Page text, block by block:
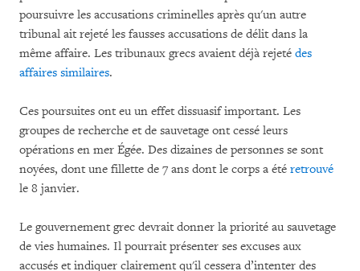
poursuivre les accusations criminelles après qu'un autre
tribunal ait rejeté les fausses accusations de délit dans la
même affaire. Les tribunaux grecs avaient déjà rejeté des
affaires similaires.
Ces poursuites ont eu un effet dissuasif important. Les
groupes de recherche et de sauvetage ont cessé leurs
opérations en mer Égée. Des dizaines de personnes se sont
noyées, dont une fillette de 7 ans dont le corps a été retrouvé
le 8 janvier.
Le gouvernement grec devrait donner la priorité au sauvetage
de vies humaines. Il pourrait présenter ses excuses aux
accusés et indiquer clairement qu'il cessera d’intenter des